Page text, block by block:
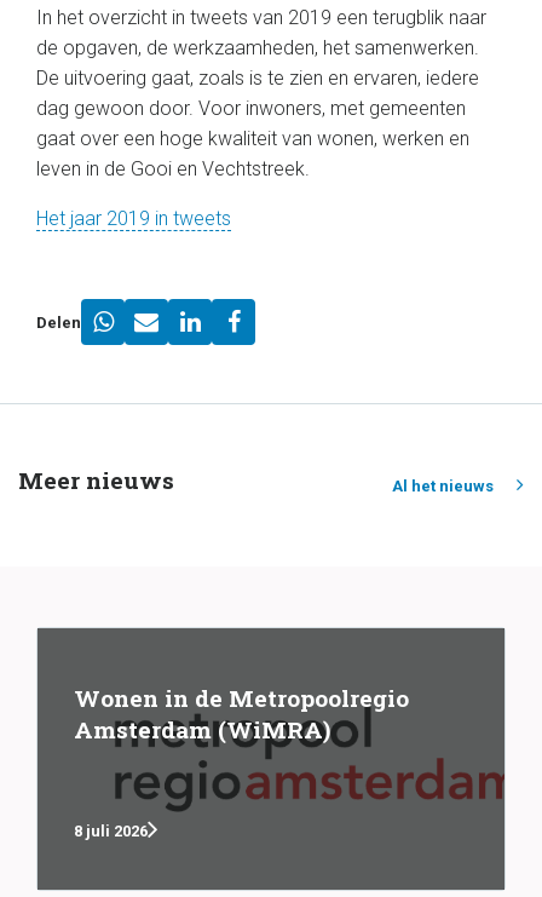
In het overzicht in tweets van 2019 een terugblik naar
de opgaven, de werkzaamheden, het samenwerken.
De uitvoering gaat, zoals is te zien en ervaren, iedere
dag gewoon door. Voor inwoners, met gemeenten
gaat over een hoge kwaliteit van wonen, werken en
leven in de Gooi en Vechtstreek.
Het jaar 2019 in tweets
Delen
Meer nieuws Al het nieuws
Wonen in de Metropoolregio
Amsterdam (WiMRA)
8 juli 2026